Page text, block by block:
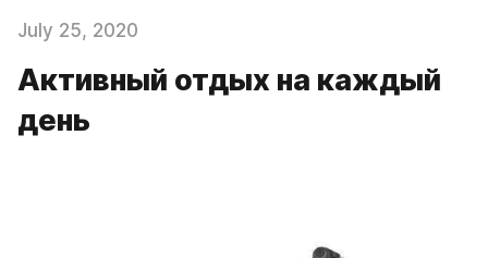
July 25, 2020
Активный отдых на каждый
день